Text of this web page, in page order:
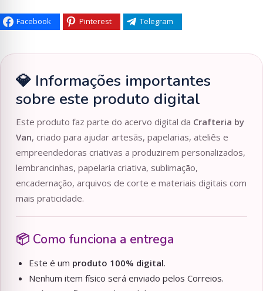
Facebook Pinterest Telegram
💎 Informações importantes
sobre este produto digital
Este produto faz parte do acervo digital da Crafteria by
Van, criado para ajudar artesãs, papelarias, ateliês e
empreendedoras criativas a produzirem personalizados,
lembrancinhas, papelaria criativa, sublimação,
encadernação, arquivos de corte e materiais digitais com
mais praticidade.
📦 Como funciona a entrega
Este é um produto 100% digital.
Nenhum item físico será enviado pelos Correios.